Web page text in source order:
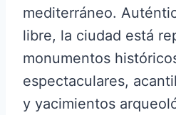
mediterráneo.
libre, la ciudad está
monumentos
espectaculares,
y yacimientos